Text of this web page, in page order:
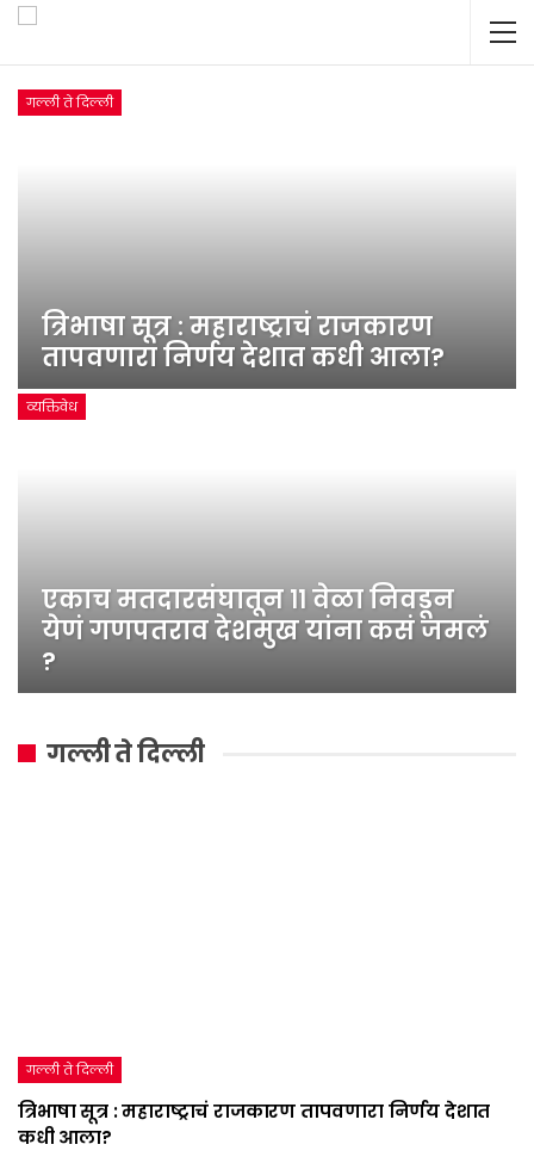
गल्ली ते दिल्ली
त्रिभाषा सूत्र : महाराष्ट्राचं राजकारण
तापवणारा निर्णय देशात कधी आला?
व्यक्तिवेध
एकाच मतदारसंघातून ११ वेळा निवडून
येणं गणपतराव देशमुख यांना कसं जमलं
?
गल्ली ते दिल्ली
गल्ली ते दिल्ली
त्रिभाषा सूत्र : महाराष्ट्राचं राजकारण तापवणारा निर्णय देशात
कधी आला?